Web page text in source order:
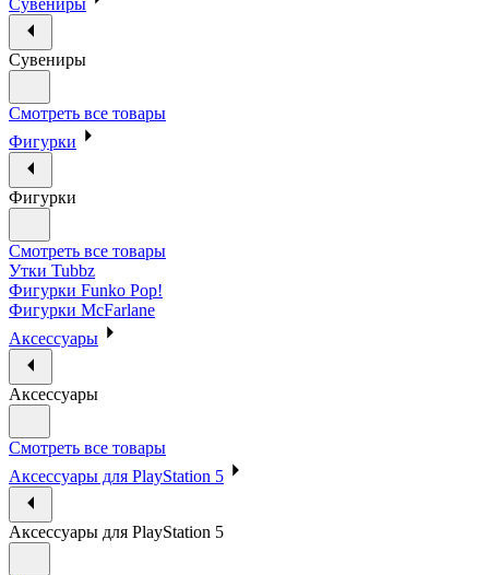
Сувениры
Сувениры
Смотреть все товары
Фигурки
Фигурки
Смотреть все товары
Утки Tubbz
Фигурки Funko Pop!
Фигурки McFarlane
Аксессуары
Аксессуары
Смотреть все товары
Аксессуары для PlayStation 5
Аксессуары для PlayStation 5